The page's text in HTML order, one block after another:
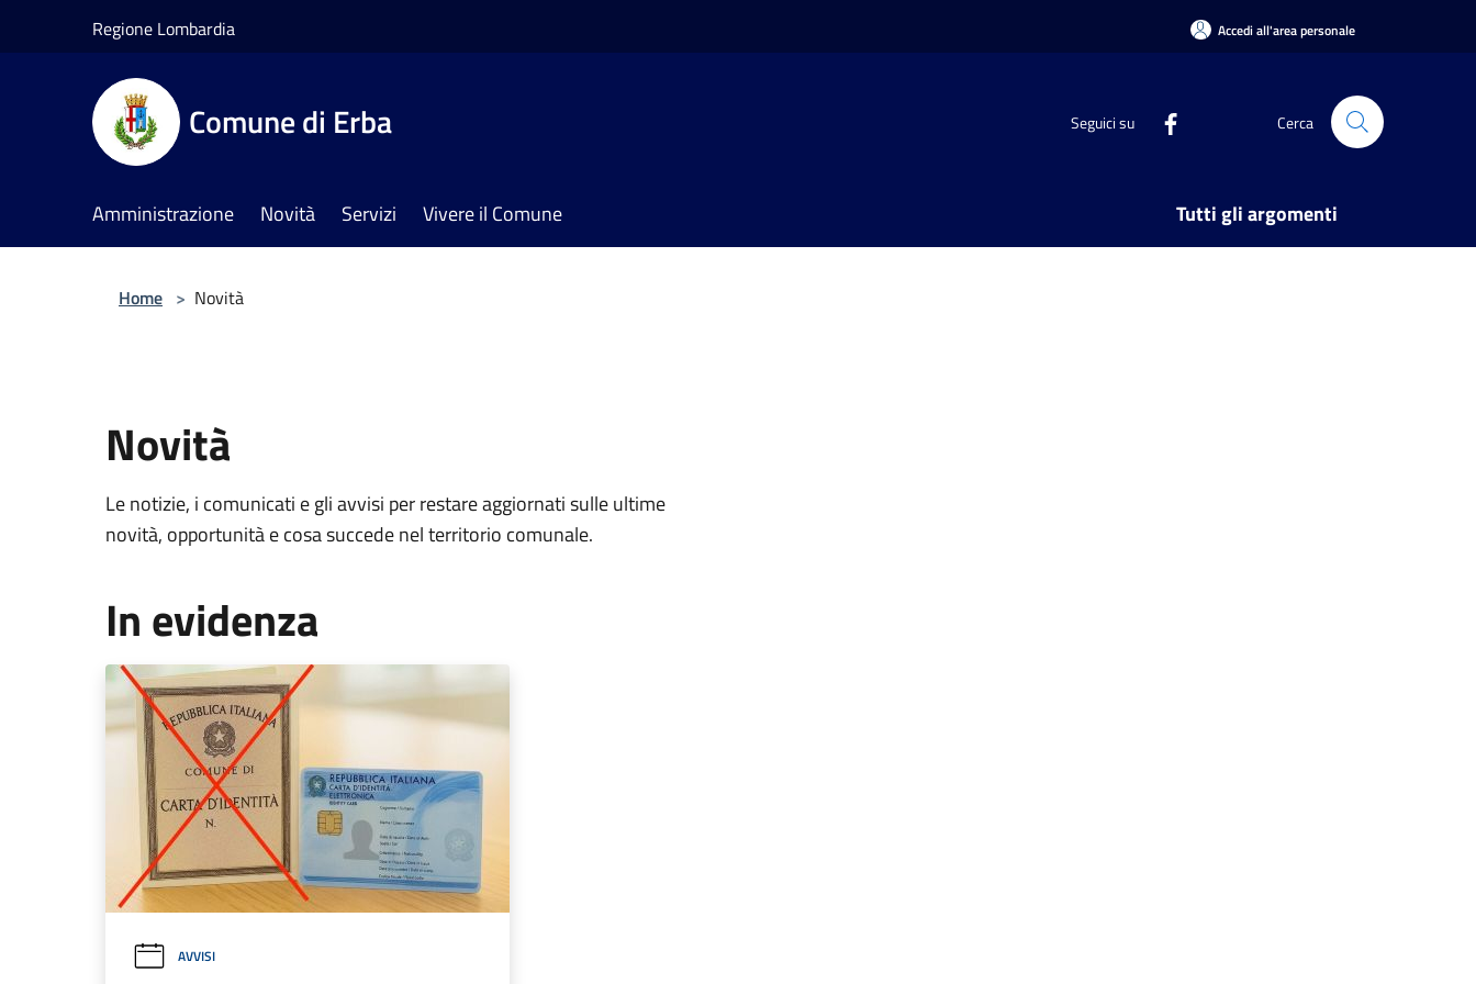
Regione Lombardia Accedi all'area personale
Comune di Erba Seguici su Cerca
Amministrazione Novità Servizi Vivere il Comune Tutti gli argomenti
Home > Novità
Novità
Le notizie, i comunicati e gli avvisi per restare aggiornati sulle ultime
novità, opportunità e cosa succede nel territorio comunale.
In evidenza
AVVISI